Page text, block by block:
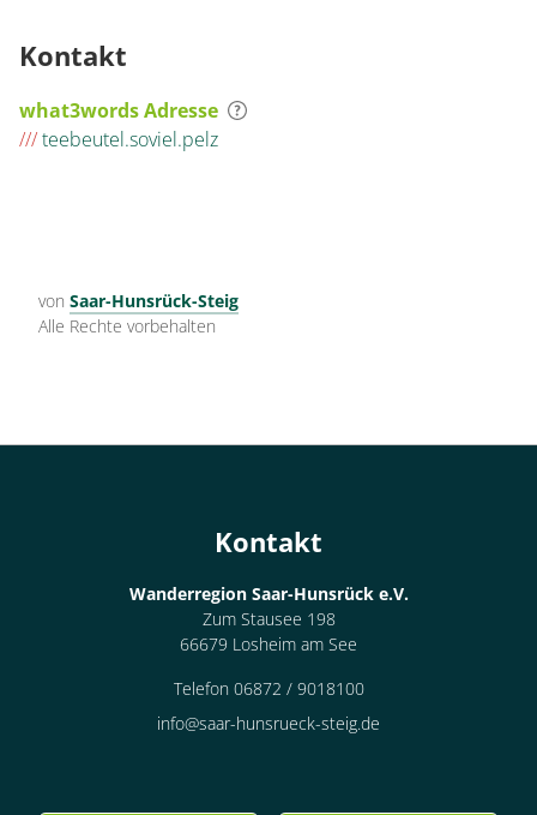
Kontakt
what3words Adresse
///teebeutel.soviel.pelz
von Saar-Hunsrück-Steig
Alle Rechte vorbehalten
Kontakt
Wanderregion Saar-Hunsrück e.V.
Zum Stausee 198
66679 Losheim am See
Telefon 06872 / 9018100
info@saar-hunsrueck-steig.de